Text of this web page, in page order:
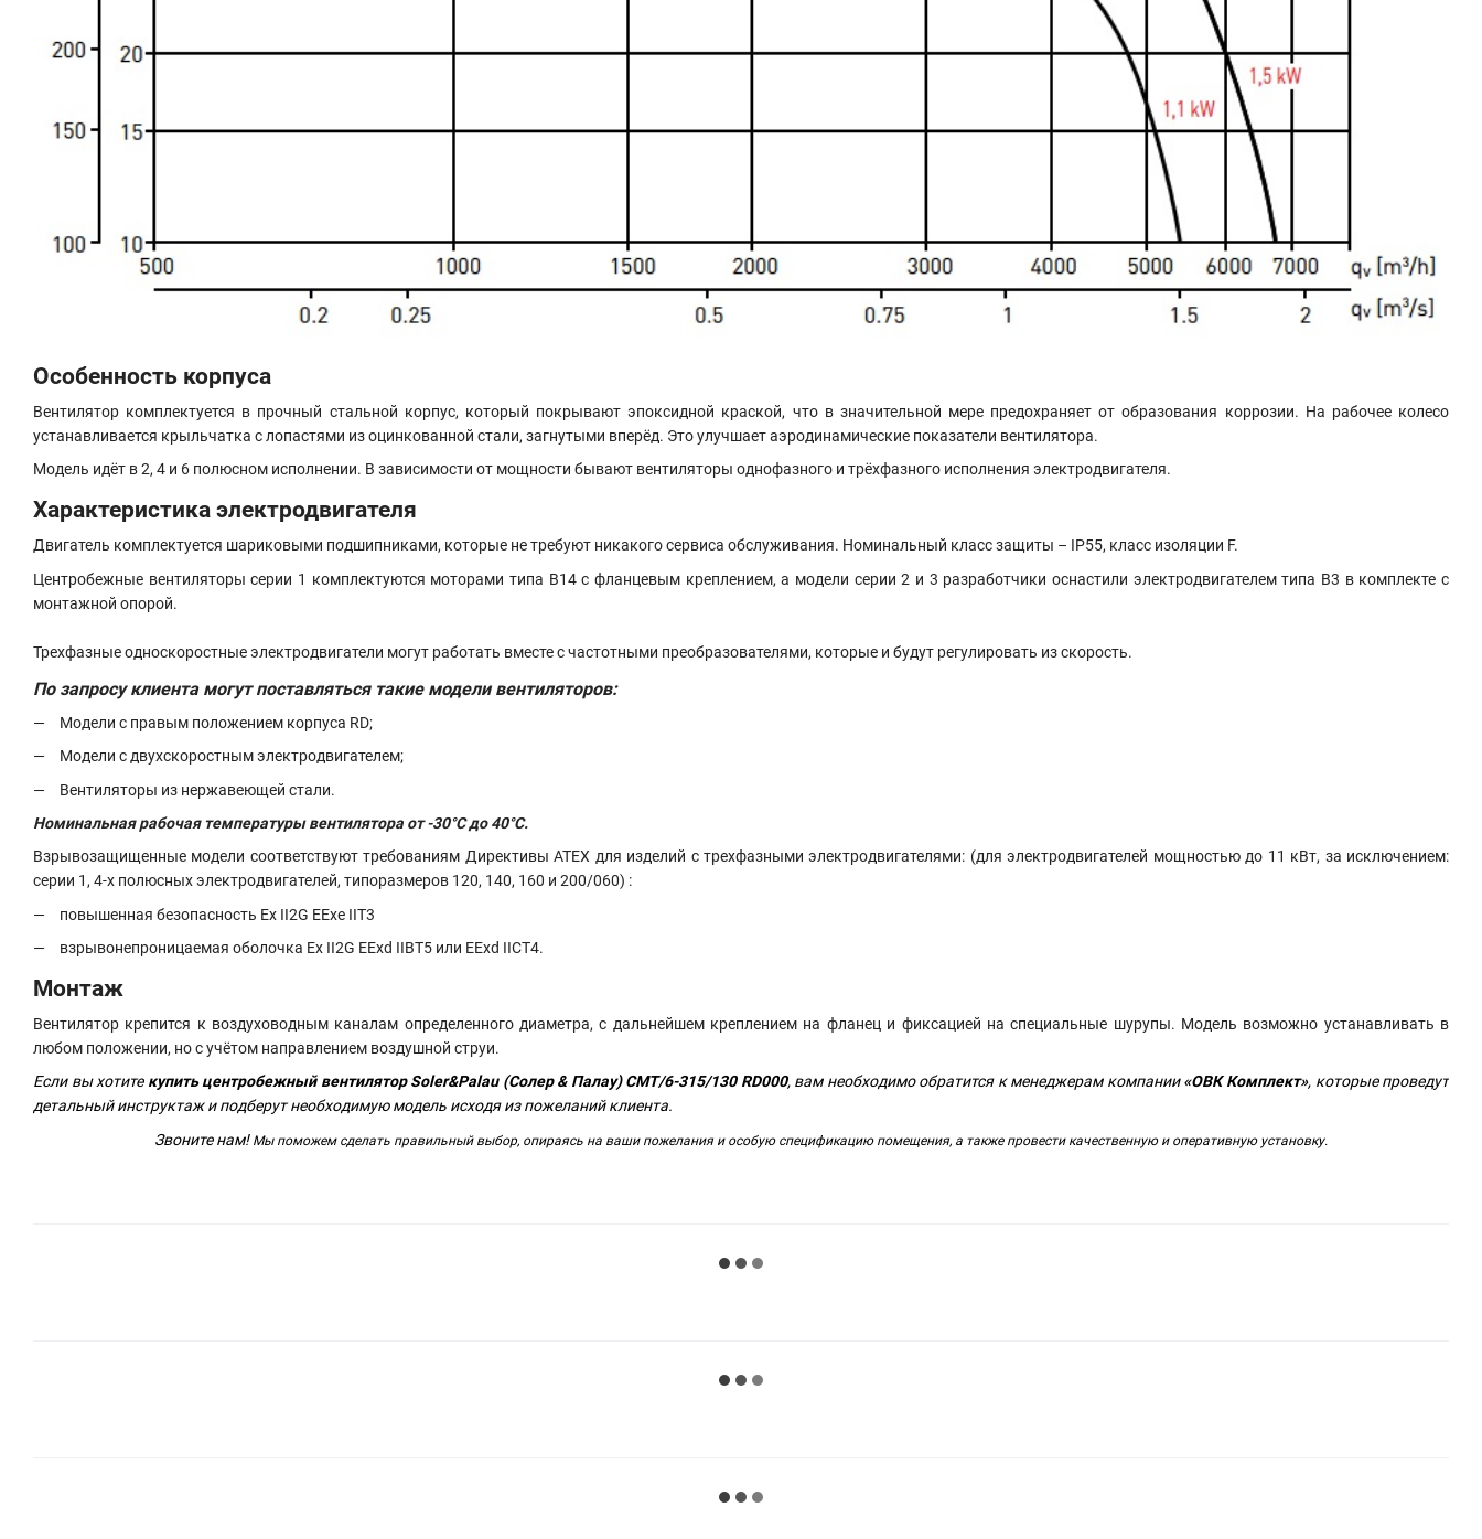
Особенность корпуса
Вентилятор комплектуется в прочный стальной корпус, который покрывают эпоксидной краской, что в значительной мере предохраняет от образования коррозии. На рабочее колесо
устанавливается крыльчатка с лопастями из оцинкованной стали, загнутыми вперёд. Это улучшает аэродинамические показатели вентилятора.
Модель идёт в 2, 4 и 6 полюсном исполнении. В зависимости от мощности бывают вентиляторы однофазного и трёхфазного исполнения электродвигателя.
Характеристика электродвигателя
Двигатель комплектуется шариковыми подшипниками, которые не требуют никакого сервиса обслуживания. Номинальный класс защиты – IP55, класс изоляции F.
Центробежные вентиляторы серии 1 комплектуются моторами типа B14 с фланцевым креплением, а модели серии 2 и 3 разработчики оснастили электродвигателем типа B3 в комплекте с
монтажной опорой.
Трехфазные односкоростные электродвигатели могут работать вместе с частотными преобразователями, которые и будут регулировать из скорость.
По запросу клиента могут поставляться такие модели вентиляторов:
Модели с правым положением корпуса RD;
Модели с двухскоростным электродвигателем;
Вентиляторы из нержавеющей стали.
Номинальная рабочая температуры вентилятора от -30°C до 40°C.
Взрывозащищенные модели соответствуют требованиям Директивы ATEX для изделий с трехфазными электродвигателями: (для электродвигателей мощностью до 11 кВт, за исключением:
серии 1, 4-х полюсных электродвигателей, типоразмеров 120, 140, 160 и 200/060) :
повышенная безопасность Ex II2G EExe IIT3
взрывонепроницаемая оболочка Ex II2G EExd IIBT5 или EExd IICT4.
Монтаж
Вентилятор крепится к воздуховодным каналам определенного диаметра, с дальнейшем креплением на фланец и фиксацией на специальные шурупы. Модель возможно устанавливать в
любом положении, но с учётом направлением воздушной струи.
Если вы хотите купить центробежный вентилятор Soler&Palau (Солер & Палау) CMT/6-315/130 RD000, вам необходимо обратится к менеджерам компании«ОВК Комплект», которые проведут
детальный инструктаж и подберут необходимую модель исходя из пожеланий клиента.
Звоните нам! Мы поможем сделать правильный выбор, опираясь на ваши пожелания и особую спецификацию помещения, а также провести качественную и оперативную установку.